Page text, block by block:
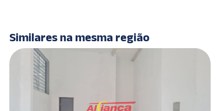
Similares na mesma região